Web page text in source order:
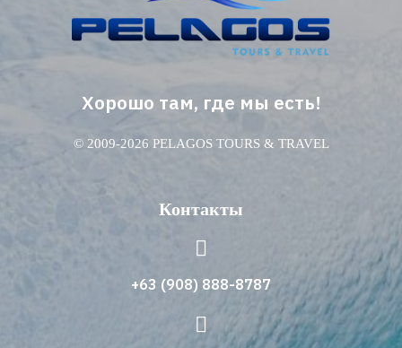
Хорошо там, где мы есть!
© 2009-2026 PELAGOS TOURS & TRAVEL
Контакты
+63 (908) 888-8787